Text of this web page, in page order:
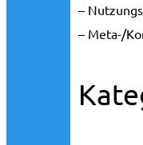
–
– Meta-/